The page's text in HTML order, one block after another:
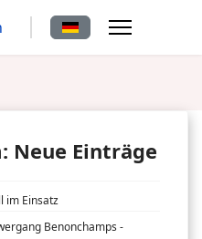
Sprache auswählen
Neue Einträge
im Einsatz
Benonchamps -